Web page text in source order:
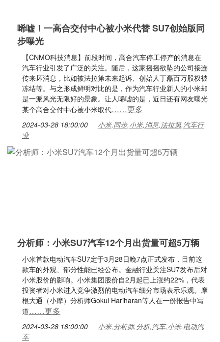
唏嘘！一高合交付中心被小米代替 SU7创始版同
步曝光
【CNMO科技消息】前段时间，高合汽车停工停产的消息在
汽车行业引发了广泛的关注。随后，这家摇摇欲坠的公司接连
传来坏消息，比如被法拉第未来起诉、创始人丁磊百万股权被
冻结等。与之形成鲜明对比的是，作为汽车行业新人的小米却
是一派风光无限好的景象。让人唏嘘的是，近日还有网友曝光
某个高合交付中心被小米取代……更多
2024-03-28 18:00:00
小米,同步,小米,消息,法拉第,汽车行
业
分析师：小米SU7汽车12个月出货量可超5万辆
小米首款电动汽车SU7定于3月28日晚7点正式发布，目前这
款车的外观、部分性能已经公布。金融行业关注SU7发布后对
小米股价的影响。小米集团股价自2月起已上涨约22%，代表
投资者对小米进入竞争激烈的电动汽车细分市场表示乐观。摩
根大通（小摩）分析师Gokul Hariharan等人在一份报告中写
道……更多
2024-03-28 18:00:00
小米,分析师,分析,汽车,小米,电动汽
车